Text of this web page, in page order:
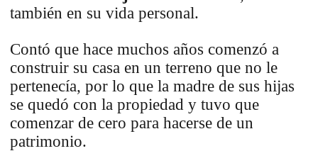
también en su vida personal.
Contó que hace muchos años comenzó a
construir su casa en un terreno que no le
pertenecía, por lo que la madre de sus hijas
se quedó con la propiedad y tuvo que
comenzar de cero para hacerse de un
patrimonio.